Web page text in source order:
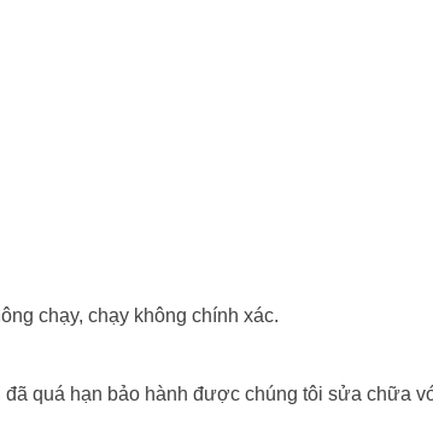
chạy, chạy không chính xác.
quá hạn bảo hành được chúng tôi sửa chữa